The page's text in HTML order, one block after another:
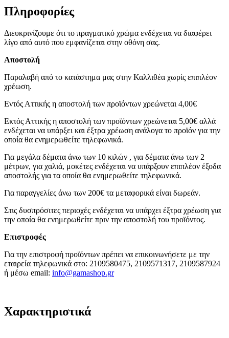
Πληροφορίες
Διευκρινίζουμε ότι το πραγματικό χρώμα ενδέχεται να διαφέρει
λίγο από αυτό που εμφανίζεται στην οθόνη σας.
Αποστολή
Παραλαβή από το κατάστημα μας στην Καλλιθέα χωρίς επιπλέον
χρέωση.
Εντός Αττικής η αποστολή των προϊόντων χρεώνεται 4,00€
Εκτός Αττικής η αποστολή των προϊόντων χρεώνεται 5,00€ αλλά
ενδέχεται να υπάρξει και έξτρα χρέωση ανάλογα το προϊόν για την
οποία θα ενημερωθείτε τηλεφωνικά.
Για μεγάλα δέματα άνω των 10 κιλών , για δέματα άνω των 2
μέτρων, για χαλιά, μοκέτες ενδέχεται να υπάρξουν επιπλέον έξοδα
αποστολής για τα οποία θα ενημερωθείτε τηλεφωνικά.
Για παραγγελίες άνω των 200€ τα μεταφορικά είναι δωρεάν.
Στις δυσπρόσιτες περιοχές ενδέχεται να υπάρχει έξτρα χρέωση για
την οποία θα ενημερωθείτε πριν την αποστολή του προϊόντος.
Επιστροφές
Για την επιστροφή προϊόντων πρέπει να επικοινωνήσετε με την
εταιρεία τηλεφωνικά στο: 2109580475, 2109571317, 2109587924
ή μέσω email: info@gamashop.gr
Χαρακτηριστικά